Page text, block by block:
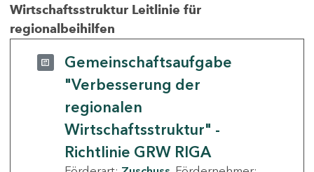
Wirtschaftsstruktur Leitlinie für
regionalbeihilfen
Gemeinschaftsaufgabe
"Verbesserung der
regionalen
Wirtschaftsstruktur" -
Richtlinie GRW RIGA